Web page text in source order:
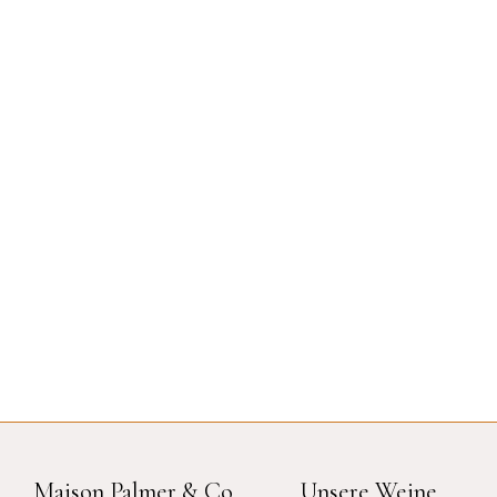
Maison Palmer & Co Unsere Weine